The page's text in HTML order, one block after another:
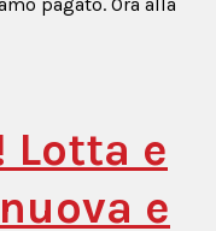
pagato. Ora alla
Lotta e
e